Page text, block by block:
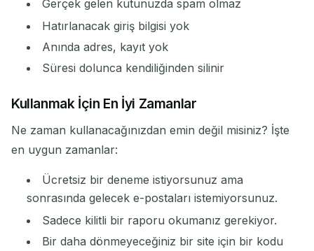
Gerçek gelen kutunuzda spam olmaz
Hatırlanacak giriş bilgisi yok
Anında adres, kayıt yok
Süresi dolunca kendiliğinden silinir
Kullanmak İçin En İyi Zamanlar
Ne zaman kullanacağınızdan emin değil misiniz? İşte
en uygun zamanlar:
Ücretsiz bir deneme istiyorsunuz ama
sonrasında gelecek e-postaları istemiyorsunuz.
Sadece kilitli bir raporu okumanız gerekiyor.
Bir daha dönmeyeceğiniz bir site için bir kodu